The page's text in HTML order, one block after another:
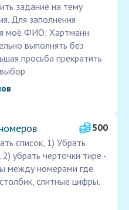
задание на тему
Для заполнения
моё ФИО: Хартманн
выполнять без
просьба прекратить
500
список, 1) Убрать
убрать черточки тире -
между номерами где
слитные цифры.